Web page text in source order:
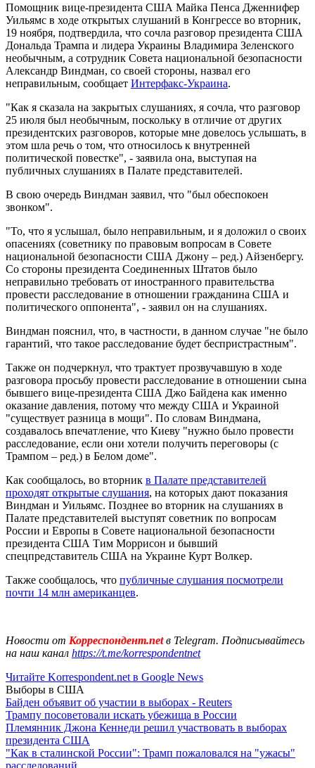
Помощник вице-президента США Майка Пенса Дженнифер
Уильямс в ходе открытых слушаний в Конгрессе во вторник,
19 ноября, подтвердила, что сочла разговор президента США
Дональда Трампа и лидера Украины Владимира Зеленского
необычным, а сотрудник Совета национальной безопасности
Александр Виндман, со своей стороны, назвал его
неправильным, сообщает Интерфакс-Украина.
"Как я сказала на закрытых слушаниях, я сочла, что разговор
25 июля был необычным, поскольку в отличие от других
президентских разговоров, которые мне довелось услышать, в
этом шла речь о том, что относилось к внутренней
политической повестке", - заявила она, выступая на
публичных слушаниях в Палате представителей.
В свою очередь Виндман заявил, что "был обеспокоен
звонком".
"То, что я услышал, было неправильным, и я доложил о своих
опасениях (советнику по правовым вопросам в Совете
национальной безопасности США Джону – ред.) Айзенбергу.
Со стороны президента Соединенных Штатов было
неправильно требовать от иностранного правительства
провести расследование в отношении гражданина США и
политического оппонента", - заявил он на слушаниях.
Виндман пояснил, что, в частности, в данном случае "не было
гарантий, что такое расследование будет беспристрастным".
Также он подчеркнул, что трактует прозвучавшую в ходе
разговора просьбу провести расследование в отношении сына
бывшего вице-президента США Джо Байдена как именно
оказание давления, потому что между США и Украиной
"существует разница в мощи". По словам Виндмана,
создавалось впечатление, что Киеву "нужно было провести
расследование, если они хотели получить переговоры (с
Трампом – ред.) в Белом доме".
Как сообщалось, во вторник в Палате представителей
проходят открытые слушания, на которых дают показания
Виндман и Уильямс. Позднее во вторник на слушаниях в
Палате представителей выступят советник по вопросам
России и Европы в Совете национальной безопасности
президента США Тим Моррисон и бывший
спецпредставитель США на Украине Курт Волкер.
Также сообщалось, что публичные слушания посмотрели
почти 14 млн американцев.
Новости от Корреспондент.netв Telegram. Подписывайтесь
на наш канал https://t.me/korrespondentnet
Читайте Korrespondent.net в Google News
Выборы в США
Байден объявит об участии в выборах - Reuters
Трампу посоветовали искать убежища в России
Племянник Джона Кеннеди решил участвовать в выборах
президента США
"Как в сталинской России": Трамп пожаловался на "ужасы"
расследований